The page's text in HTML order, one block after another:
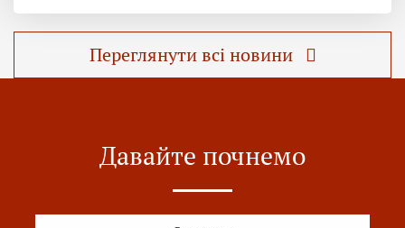
Переглянути всі новини
Давайте почнемо